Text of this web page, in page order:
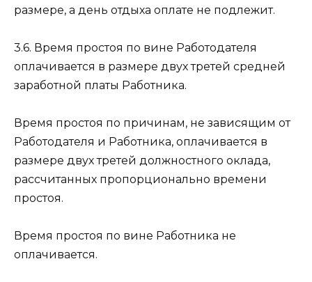
размере, а день отдыха оплате не подлежит.
3.6. Время простоя по вине Работодателя
оплачивается в размере двух третей средней
заработной платы Работника.
Время простоя по причинам, не зависящим от
Работодателя и Работника, оплачивается в
размере двух третей должностного оклада,
рассчитанных пропорционально времени
простоя.
Время простоя по вине Работника не
оплачивается.